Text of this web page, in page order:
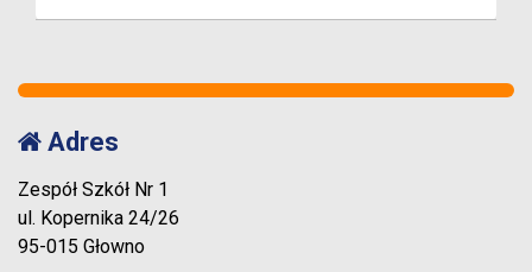
Adres
Zespół Szkół Nr 1
ul. Kopernika 24/26
95-015 Głowno